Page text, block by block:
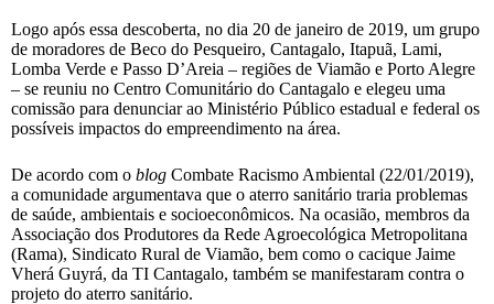
Logo após essa descoberta, no dia 20 de janeiro de 2019, um grupo
de moradores de Beco do Pesqueiro, Cantagalo, Itapuã, Lami,
Lomba Verde e Passo D’Areia – regiões de Viamão e Porto Alegre
– se reuniu no Centro Comunitário do Cantagalo e elegeu uma
comissão para denunciar ao Ministério Público estadual e federal os
possíveis impactos do empreendimento na área.
De acordo com o blog Combate Racismo Ambiental (22/01/2019),
a comunidade argumentava que o aterro sanitário traria problemas
de saúde, ambientais e socioeconômicos. Na ocasião, membros da
Associação dos Produtores da Rede Agroecológica Metropolitana
(Rama), Sindicato Rural de Viamão, bem como o cacique Jaime
Vherá Guyrá, da TI Cantagalo, também se manifestaram contra o
projeto do aterro sanitário.